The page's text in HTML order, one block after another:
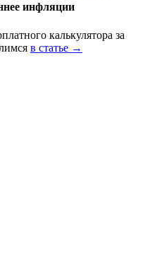
инфляции
калькулятора за
в статье →